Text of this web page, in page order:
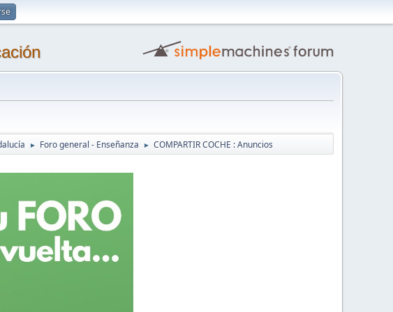
► Foro general - Enseñanza ► COMPARTIR COCHE : Anuncios